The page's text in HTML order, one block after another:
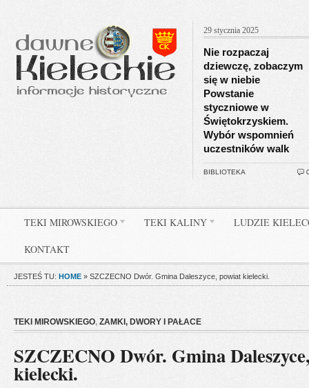
29 stycznia 2025
Nie rozpaczaj
dziewczę, zobaczym
się w niebie
Powstanie
styczniowe w
Świętokrzyskiem.
Wybór wspomnień
uczestników walk
BIBLIOTEKA
TEKI MIROWSKIEGO TEKI KALINY LUDZIE
KONTAKT
JESTEŚ TU: HOME » SZCZECNO Dwór. Gmina Daleszyce, powiat kielecki.
TEKI MIROWSKIEGO, ZAMKI, DWORY I PAŁACE
SZCZECNO Dwór. Gmina
kielecki.